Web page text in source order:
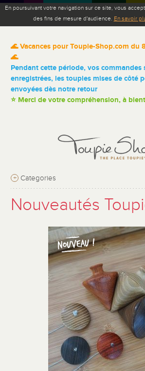
En poursuivant votre navigation sur ce site, vous
des fins de mesure d'audience. En savoir
🌊 Vacances pour Toupie-Shop.com du
🌊
Pendant cette période, vos commandes
enregistrées, les toupies mises de côté
envoyées dès notre retour
⭐ Merci de votre compréhension, à
+ Categories
Nouveautés